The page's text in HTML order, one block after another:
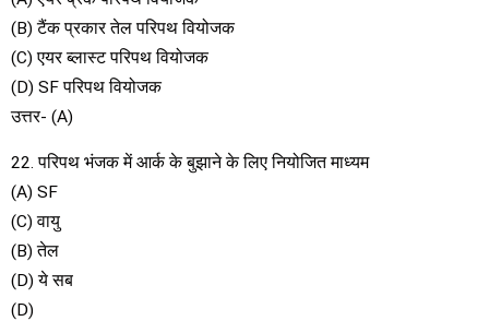
(B) टैंक प्रकार तेल परिपथ वियोजक
(C) एयर ब्लास्ट परिपथ वियोजक
(D) SF परिपथ वियोजक
उत्तर- (A)
22. परिपथ भंजक में आर्क के बुझाने के लिए नियोजित माध्यम
(A) SF
(C) वायु
(B) तेल
(D) ये सब
(D)